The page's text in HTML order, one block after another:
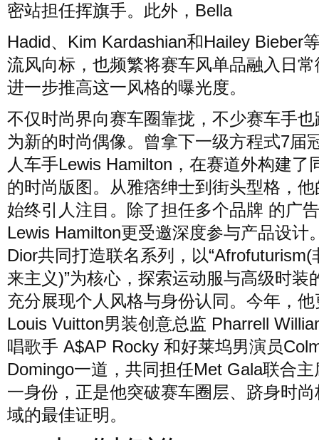
密站担任挥旗手。此外，Bella
Hadid、Kim Kardashian和Hailey Bieber
流风向标，也频繁将赛车风单品融入日
进一步推高这一风格的曝光度。
不仅时尚界向赛车圈靠拢，不少赛车手
为新的时尚偶像。曾拿下一级方程式7届
人车手Lewis Hamilton，在赛道外构建了
的时尚版图。从雅痞绅士到街头型格，
始终引人注目。除了担任多个品牌 的广
Lewis Hamilton更受邀深度参与产品设计
Dior共同打造联名系列，以“Afrofuturism(
来主义)”为核心，探索运动服与高级时装
充分展现个人风格与身份认同。今年，他
Louis Vuitton男装创意总监 Pharrell
唱歌手 A$AP Rocky 和好莱坞男演员
Domingo一道，共同担任Met Gala联合主
一身份，正是他突破赛车圈层、跻身时
域的最佳证明。